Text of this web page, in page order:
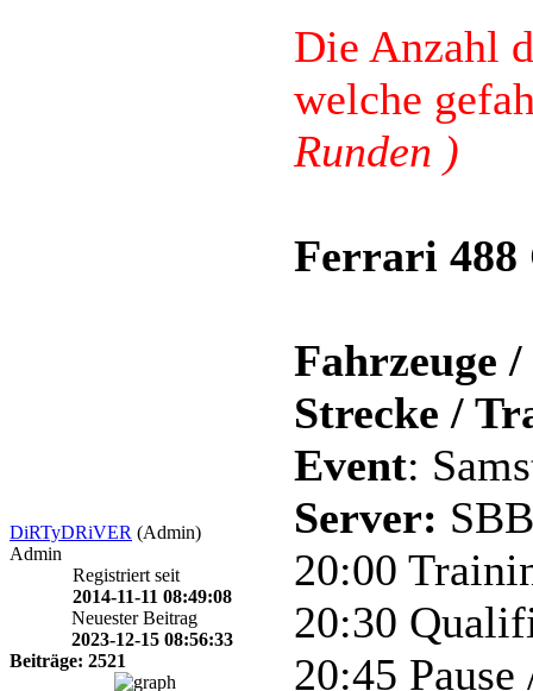
DiRTyDRiVER (Admin)
Admin
Registriert seit
2014-11-11 08:49:08
Neuester Beitrag
2023-12-15 08:56:33
Beiträge: 2521
Die Anzahl
welche
Runden )
Ferrari 488
Fahrzeuge
Strecke /
Event:
Server:
20:00
20:30
20:45